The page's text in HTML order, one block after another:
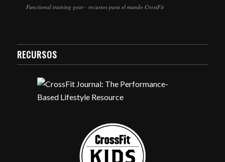
Functional training gear - recursos para el mundo CrossFit
RECURSOS